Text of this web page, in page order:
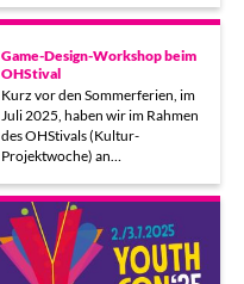
Game-Design-Workshop beim
OHStival
Kurz vor den Sommerferien, im
Juli 2025, haben wir im Rahmen
des OHStivals (Kultur-
Projektwoche) an…